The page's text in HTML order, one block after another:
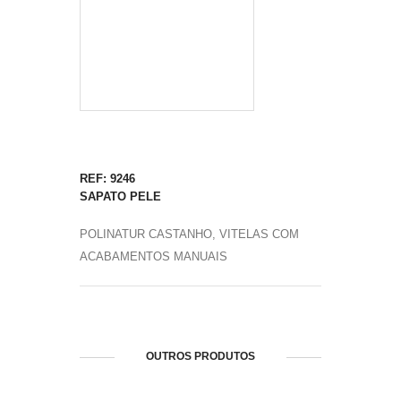
REF: 9246
SAPATO PELE
POLINATUR CASTANHO, VITELAS COM
ACABAMENTOS MANUAIS
OUTROS PRODUTOS